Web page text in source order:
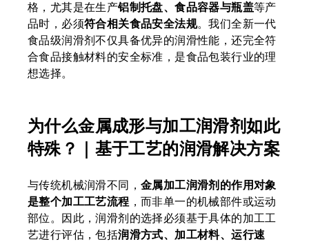
格，尤其是在生产铝制托盘、食品容器与瓶盖等产
品时，必须符合相关食品安全法规。我们全新一代
食品级润滑剂不仅具备优异的润滑性能，还完全符
合食品接触材料的安全标准，是食品包装行业的理
想选择。
为什么金属成形与加工润滑剂如此
特殊？｜基于工艺的润滑解决方案
与传统机械润滑不同， 金属加工润滑剂的作用对象
是整个加工工艺流程 ，而非单一的机械部件或运动
部位。因此，润滑剂的选择必须基于具体的加工工
艺进行评估，包括润滑方式、加工材料、运行速